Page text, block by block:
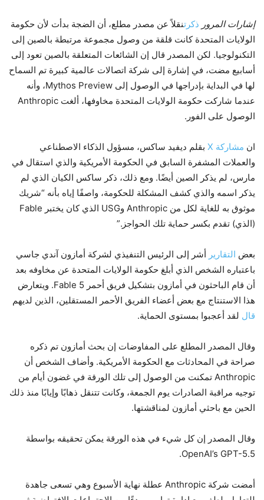
إشارات المرور ذكرتنقلاً عن مصدر مطلع، أن الضجة بدأت لأن حكومة
الولايات المتحدة كانت قلقة من وصول مجموعة مرتبطة بالصين إلى
التكنولوجيا. لكن المصدر قال إن الشائعات المتعلقة بالصين تعود إلى
أسابيع مضت، في إشارة إلى شركة اتصالات عالمية كبيرة تم السماح
لها في البداية بإدراجها في الوصول إلى Mythos Preview، وأنه
عندما شاركت حكومة الولايات المتحدة مخاوفها، ألغت Anthropic
الوصول على الفور.
ان مشاركة X
بقلم ديفيد ساكس، مسؤول الذكاء الاصطناعي
والعملات المشفرة السابق في الحكومة الأمريكية والذي استقال في
مارس، لم يذكر الصين أيضًا. ومع ذلك، ذكر ساكس الكيان الذي لم
يذكر اسمه والذي كشف المشكلة للحكومة، واصفًا إياه بأنه “شريك
موثوق به للغاية لكل من Anthropic وUSG الذي كان يختبر Fable
(الذي) تقدم بكسر حماية تلك الحواجز.”
بعض التقارير أشر إلى الرئيس التنفيذي لشركة أمازون آندي جاسي
باعتباره الشخص الذي أبلغ حكومة الولايات المتحدة عن مخاوفه بعد
أن قام الباحثون في أمازون بتشكيل فريق أحمر Fable 5. ويتعارض
هذا الاستنتاج مع بعض أعضاء الفريق الأحمر المستقلين، الذين لديهم
قال لقد أعجبوا بمستوى الحماية.
وقال المصدر المطلع على المفاوضات إن بحث أمازون تم ذكره
صراحة في المحادثات مع الحكومة الأمريكية. وأضاف الشخص أن
Anthropic تمكنت من الوصول إلى تلك الورقة في غضون أيام من
توجيه مراقبة الصادرات يوم الجمعة، وكانت تتنقل ذهابًا وإيابًا منذ ذلك
الحين مع باحثي أمازون لمناقشتها.
وقال المصدر إن كل شيء في هذه الورقة يمكن تحقيقه بواسطة
OpenAI’s GPT-5.5.
أمضت شركة Anthropic عطلة نهاية الأسبوع وهي تسعى جاهدة